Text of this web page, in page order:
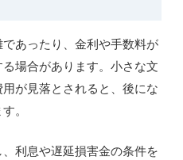
あったり、金利や手数料が
場合があります。小さな文
が見落とされると、後にな
。
利息や遅延損害金の条件を